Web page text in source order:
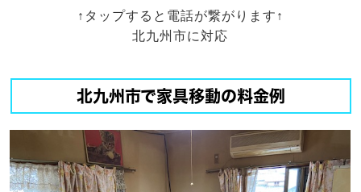
↑タップすると電話が繋がります↑
北九州市に対応
北九州市で家具移動の料金例